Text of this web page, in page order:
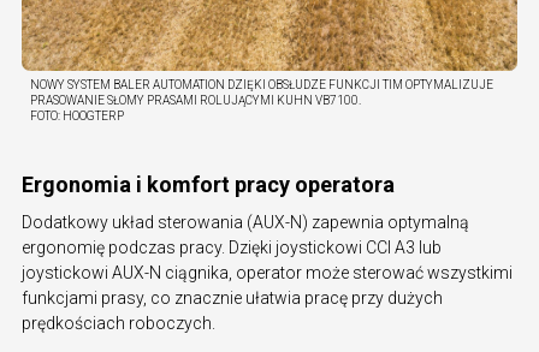
NOWY SYSTEM BALER AUTOMATION DZIĘKI OBSŁUDZE FUNKCJI TIM OPTYMALIZUJE
PRASOWANIE SŁOMY PRASAMI ROLUJĄCYMI KUHN VB7100.
FOTO: HOOGTERP
Ergonomia i komfort pracy operatora
Dodatkowy układ sterowania (AUX-N) zapewnia optymalną
ergonomię podczas pracy. Dzięki joystickowi CCI A3 lub
joystickowi AUX-N ciągnika, operator może sterować wszystkimi
funkcjami prasy, co znacznie ułatwia pracę przy dużych
prędkościach roboczych.